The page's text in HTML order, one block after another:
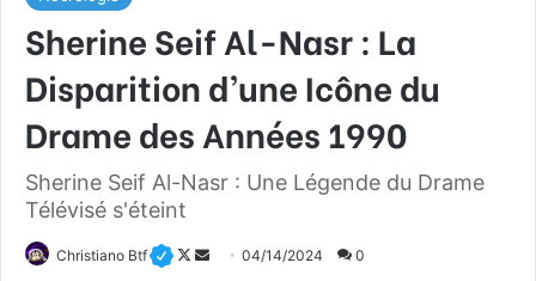
Sherine Seif Al-Nasr : La
Disparition d’une Icône du
Drame des Années 1990
Sherine Seif Al-Nasr : Une Légende du Drame
Télévisé s'éteint
Christiano Btf
F
04/14/2024 0